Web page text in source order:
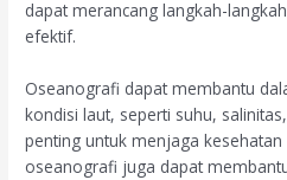
dapat merancang langkah-
efektif.
Oseanografi dapat membantu
kondisi laut, seperti suhu,
penting untuk menjaga
oseanografi juga dapat